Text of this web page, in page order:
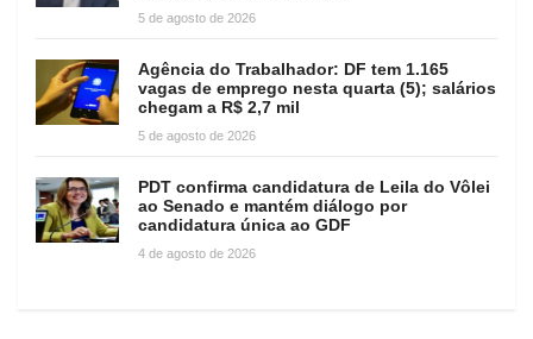
5 de agosto de 2026
Agência do Trabalhador: DF tem 1.165
vagas de emprego nesta quarta (5); salários
chegam a R$ 2,7 mil
5 de agosto de 2026
PDT confirma candidatura de Leila do Vôlei
ao Senado e mantém diálogo por
candidatura única ao GDF
4 de agosto de 2026